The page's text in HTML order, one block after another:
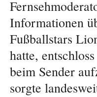
Informationen
Fußballstars
hatte,
beim Sender
sorgte